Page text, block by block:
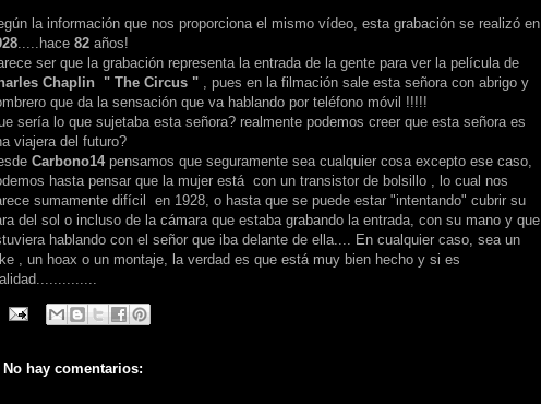
la información que nos proporciona el mismo vídeo, esta grabación se realizó en
.....hace 82 años!
ser que la grabación representa la entrada de la gente para ver la película de
Chaplin
" The Circus " , pues en la filmación sale esta señora con abrigo y
que da la sensación que va hablando por teléfono móvil !!!!!
sería lo que sujetaba esta señora? realmente podemos creer que esta señora es
viajera del futuro?
Carbono14pensamos que seguramente sea cualquier cosa excepto ese caso,
hasta pensar que la mujer está con un transistor de bolsillo , lo cual nos
sumamente difícil en 1928, o hasta que se puede estar "intentando" cubrir su
del sol o incluso de la cámara que estaba grabando la entrada, con su mano y que
hablando con el señor que iba delante de ella.... En cualquier caso, sea un
, un hoax o un montaje, la verdad es que está muy bien hecho y si es
No hay comentarios: